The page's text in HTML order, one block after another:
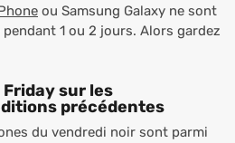
ou Samsung Galaxy ne sont
1 ou 2 jours. Alors gardez
sur les
précédentes
du vendredi noir sont parmi